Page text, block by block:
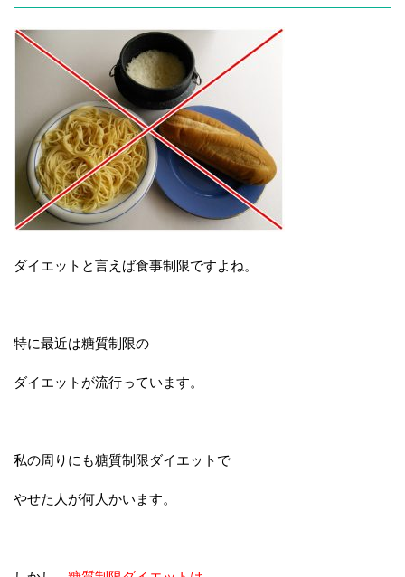
ダイエットと言えば食事制限ですよね。
特に最近は糖質制限の
ダイエットが流行っています。
私の周りにも糖質制限ダイエットで
やせた人が何人かいます。